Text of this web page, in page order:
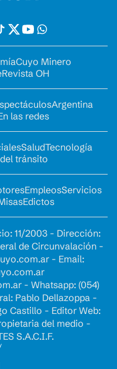
Cuyo Minero
Revista OH
Argentina
las redes
SaludTecnología
tránsito
EmpleosServicios
Edictos
11/2003 - Dirección:
de Circunvalación -
- Email:
- Whatsapp: (054)
Pablo Dellazoppa -
Castillo - Editor Web:
del medio -
S.A.C.I.F.